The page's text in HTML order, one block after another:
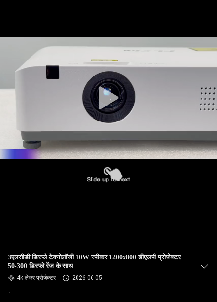
3एलसीडी डिस्प्ले टेक्नोलॉजी 10W स्पीकर 1200x800 डीएलपी प्रोजेक्टर
50-300 डिस्प्ले रेंज के साथ
4k लेजर प्रोजेक्टर 2026-06-05